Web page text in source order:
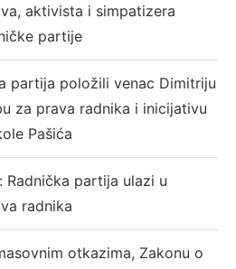
aktivista i simpatizera
partije
partija položili venac Dimitriju
za prava radnika i inicijativu
Pašića
Radnička partija ulazi u
radnika
otkazima, Zakonu o